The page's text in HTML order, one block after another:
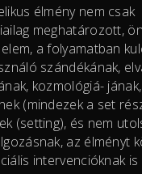
élmény nem csak
meghatározott,
a folyamatban
szándékának,
kozmológiá-
(mindezek a set
(setting), és nem
az élményt
intervencióknak is